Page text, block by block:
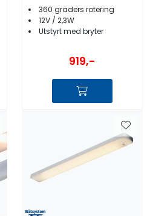
360 graders rotering
12V / 2,3W
Utstyrt med bryter
919,-